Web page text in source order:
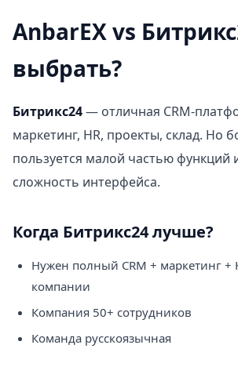
AnbarEX vs
выбрать?
Битрикс24— отличная CRM-
маркетинг, HR, проекты, склад. Но
пользуется малой частью функций
сложность интерфейса.
Когда Битрикс24 лучше?
Нужен полный CRM + маркетинг +
компании
Компания 50+ сотрудников
Команда русскоязычная